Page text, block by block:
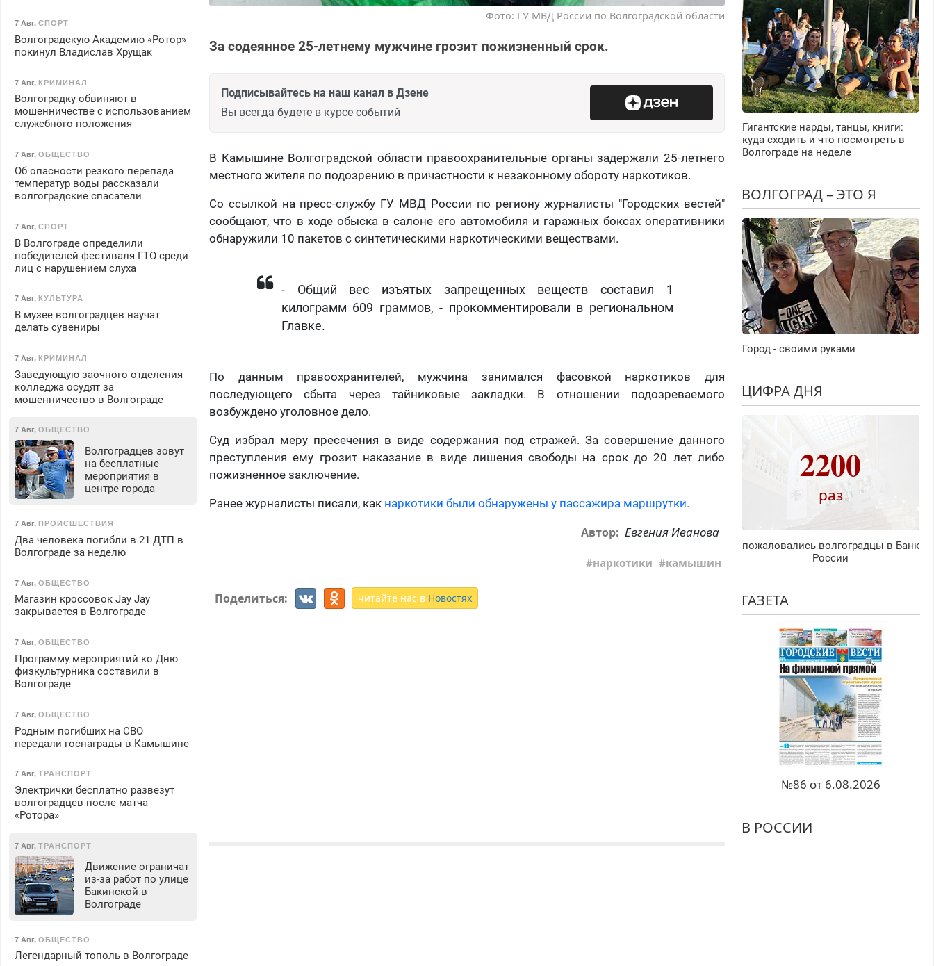
Фото: ГУ МВД России по Волгоградской области
За содеянное 25-летнему мужчине грозит пожизненный срок.
Подписывайтесь на наш канал в Дзене
Вы всегда будете в курсе событий
В Камышине Волгоградской области правоохранительные органы задержали 25-летнего
местного жителя по подозрению в причастности к незаконному обороту наркотиков.
Со ссылкой на пресс-службу ГУ МВД России по региону журналисты "Городских вестей"
сообщают, что в ходе обыска в салоне его автомобиля и гаражных боксах оперативники
обнаружили 10 пакетов с синтетическими наркотическими веществами.
- Общий вес изъятых запрещенных веществ составил 1
килограмм 609 граммов, - прокомментировали в региональном
Главке.
По данным правоохранителей, мужчина занимался фасовкой наркотиков для
последующего сбыта через тайниковые закладки. В отношении подозреваемого
возбуждено уголовное дело.
Суд избрал меру пресечения в виде содержания под стражей. За совершение данного
преступления ему грозит наказание в виде лишения свободы на срок до 20 лет либо
пожизненное заключение.
Ранее журналисты писали, как наркотики были обнаружены у пассажира маршрутки.
Автор: Евгения Иванова
наркотики камышин
Поделиться: читайте нас в Новостях
7 Авг, СПОРТ
Волгоградскую Академию «Ротор»
покинул Владислав Хрущак
7 Авг, КРИМИНАЛ
Волгоградку обвиняют в
мошенничестве с использованием
служебного положения
7 Авг, ОБЩЕСТВО
Об опасности резкого перепада
температур воды рассказали
волгоградские спасатели
7 Авг, СПОРТ
В Волгограде определили
победителей фестиваля ГТО среди
лиц с нарушением слуха
7 Авг, КУЛЬТУРА
В музее волгоградцев научат
делать сувениры
7 Авг, КРИМИНАЛ
Заведующую заочного отделения
колледжа осудят за
мошенничество в Волгограде
7 Авг, ОБЩЕСТВО
Волгоградцев зовут
на бесплатные
мероприятия в
центре города
7 Авг, ПРОИСШЕСТВИЯ
Два человека погибли в 21 ДТП в
Волгограде за неделю
7 Авг, ОБЩЕСТВО
Магазин кроссовок Jay Jay
закрывается в Волгограде
7 Авг, ОБЩЕСТВО
Программу мероприятий ко Дню
физкультурника составили в
Волгограде
7 Авг, ОБЩЕСТВО
Родным погибших на СВО
передали госнаграды в Камышине
7 Авг, ТРАНСПОРТ
Электрички бесплатно развезут
волгоградцев после матча
«Ротора»
7 Авг, ТРАНСПОРТ
Движение ограничат
из-за работ по улице
Бакинской в
Волгограде
7 Авг, ОБЩЕСТВО
Легендарный тополь в Волгограде
Гигантские нарды, танцы, книги:
куда сходить и что посмотреть в
Волгограде на неделе
ВОЛГОГРАД – ЭТО Я
Город - своими руками
ЦИФРА ДНЯ
2200
раз
пожаловались волгоградцы в Банк
России
ГАЗЕТА
№86 от 6.08.2026
В РОССИИ